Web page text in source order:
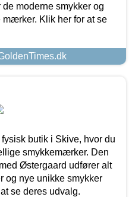
moderne smykker og
Klik her for at se
butik i Skive, hvor du
smykkemærker. Den
Østergaard udfører alt
og nye unikke smykker
se deres udvalg.